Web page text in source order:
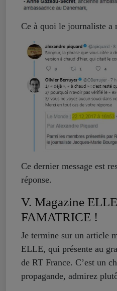
Ce à quoi le journaliste a
Ce dernier message est
réponse.
V. Magazine
FAMATRICE !
Je termine sur un article
ELLE, qui présente au
de RT France. C’est un
propagande, admirez